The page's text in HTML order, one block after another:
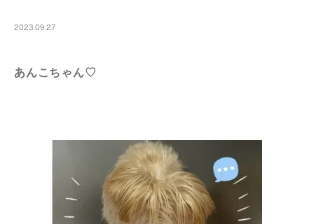
2023.09.27
あんこちゃん♡